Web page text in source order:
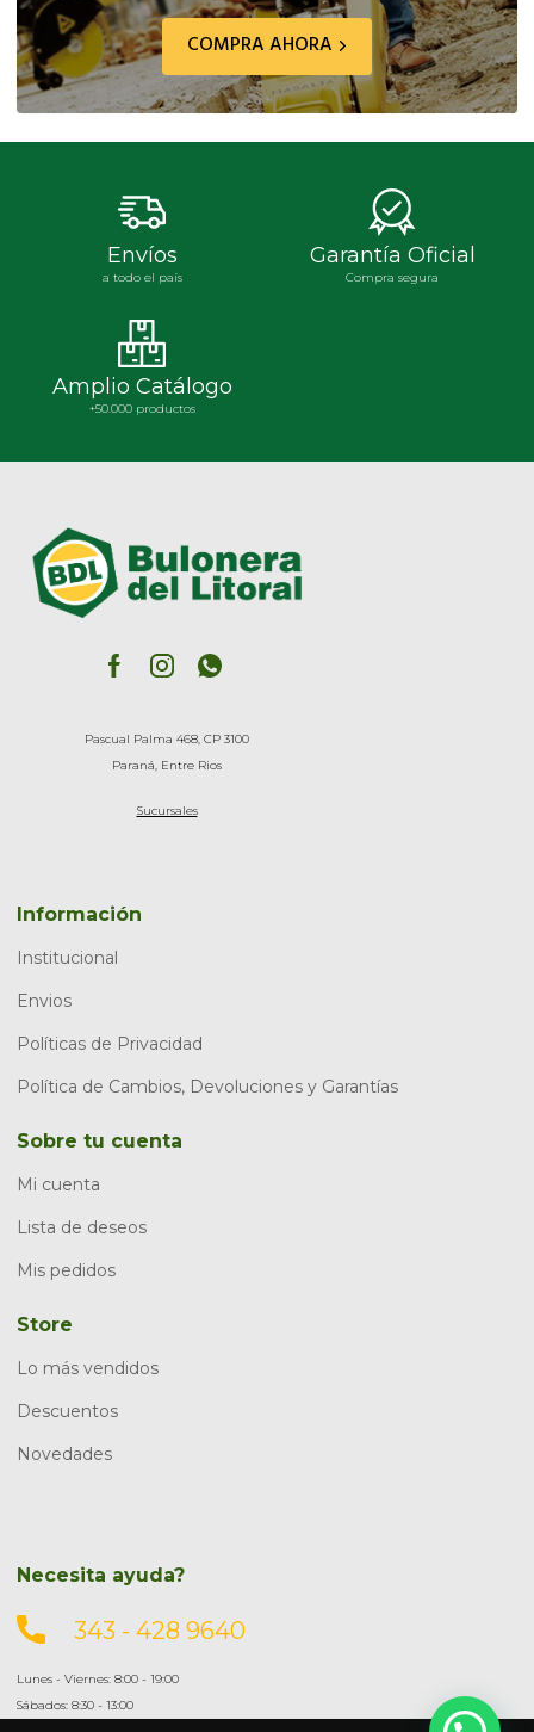
COMPRA AHORA
Envíos
a todo el país
Garantía Oficial
Compra segura
Amplio Catálogo
+50.000 productos
Pascual Palma 468, CP 3100
Paraná, Entre Rios
Sucursales
Información
Institucional
Envios
Políticas de Privacidad
Política de Cambios, Devoluciones y Garantías
Sobre tu cuenta
Mi cuenta
Lista de deseos
Mis pedidos
Store
Lo más vendidos
Descuentos
Novedades
Necesita ayuda?
343 - 428 9640
Lunes - Viernes: 8:00 - 19:00
Sábados: 8:30 - 13:00